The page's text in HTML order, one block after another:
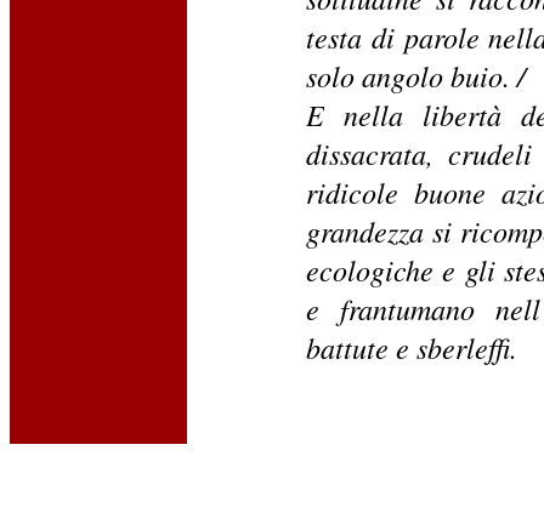
testa di parole
solo angolo buio. /
E nella libertà
dissacrata,
ridicole buone
grandezza si
ecologiche e gli
e frantumano
battute e sberleffi.